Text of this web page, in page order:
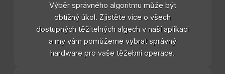
Výběr správného algoritmu může být
obtížný úkol. Zjistěte více o všech
dostupných těžitelných algech v naší aplikaci
a my vám pomůžeme vybrat správný
hardware pro vaše těžební operace.